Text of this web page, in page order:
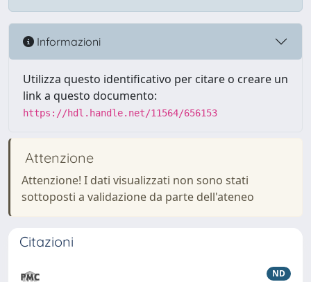
Informazioni
Utilizza questo identificativo per citare o creare un
link a questo documento:
https://hdl.handle.net/11564/656153
Attenzione
Attenzione! I dati visualizzati non sono stati
sottoposti a validazione da parte dell'ateneo
Citazioni
ND